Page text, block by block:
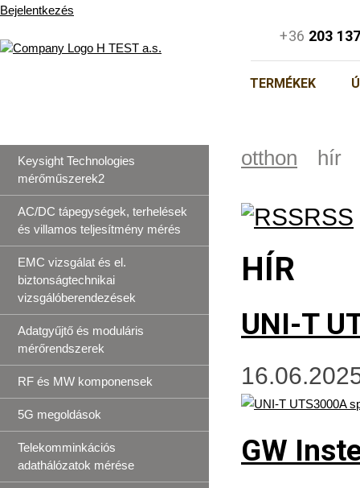
+36 203
TERMÉKEK
Bejelentkezés
otthon hír
RSS
HÍR
UNI-T
GW
Keysight Technologies
mérőműszerek2
AC/DC tápegységek, terhelések
és villamos teljesítmény mérés
EMC vizsgálat és el.
biztonságtechnikai
vizsgálóberendezések
Adatgyűjtő és moduláris
mérőrendszerek
RF és MW komponensek
5G megoldások
Telekomminkációs
adathálózatok mérése